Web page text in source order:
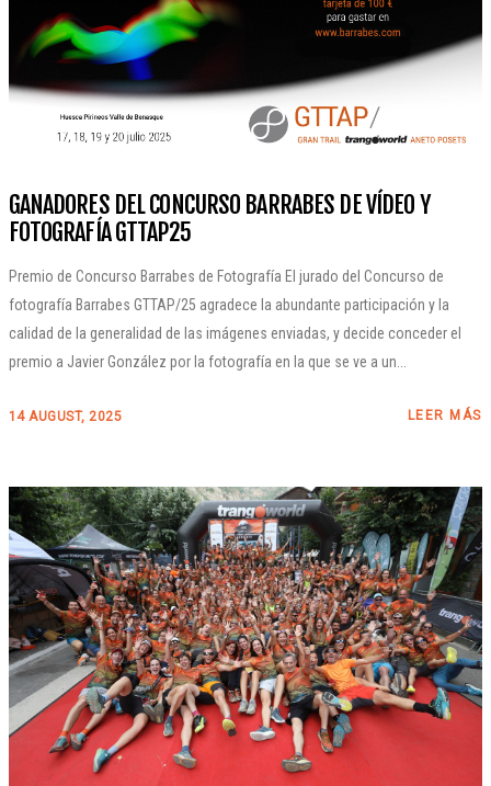
GANADORES DEL CONCURSO BARRABES DE VÍDEO Y
FOTOGRAFÍA GTTAP25
Premio de Concurso Barrabes de Fotografía El jurado del Concurso de
fotografía Barrabes GTTAP/25 agradece la abundante participación y la
calidad de la generalidad de las imágenes enviadas, y decide conceder el
premio a Javier González por la fotografía en la que se ve a un...
14 AUGUST, 2025 LEER MÁS